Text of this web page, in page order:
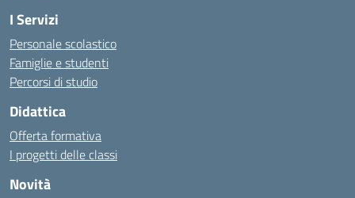
I Servizi
Personale scolastico
Famiglie e studenti
Percorsi di studio
Didattica
Offerta formativa
I progetti delle classi
Novità